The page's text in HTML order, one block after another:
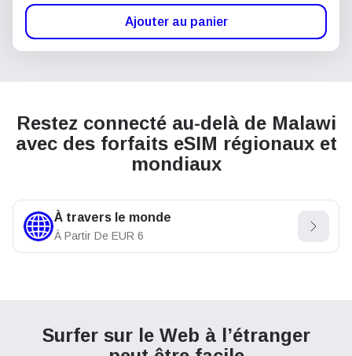
Ajouter au panier
Restez connecté au-delà de Malawi
avec des forfaits eSIM régionaux et
mondiaux
À travers le monde
À Partir De EUR 6
Surfer sur le Web à l’étranger